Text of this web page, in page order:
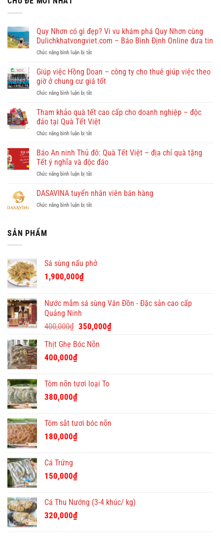
Quy Nhơn có gì đẹp? Vi vu khám phá Quy Nhơn cùng
Dulichkhatvongviet.com – Báo Bình Định Online đưa tin
Chức năng bình luận bị tắtở
Nhơn
có
gì
đẹp?
vu
khám
phá
Quy
cùng
Dulichkhatvongviet.com
Báo
Định
Online
Giúp việc Hồng Doan – công ty cho thuê giúp việc theo
giờ ở chung cư giá tốt
Chức năng bình luận bị tắtở
việc
Hồng
Doan
–
ty
cho
giúp
theo
Tham khảo quà tết cao cấp cho doanh nghiệp – độc
đáo tại Quà Tết Việt
Chức năng bình luận bị tắtở
khảo
quà
tết
cao
cho
nghiệp
Tết
Việt
Báo An ninh Thủ đô: Quà Tết Việt – địa chỉ quà tặng
Tết ý nghĩa và độc đáo
Chức năng bình luận bị tắtở
An
Thủ
chỉ
nghĩa
độc
đáo
DASAVINA tuyển nhân viên bán hàng
Chức năng bình luận bị tắtở
SẢN PHẨM
Sá sùng nấu phở
1,900,000₫
Nước mắm sá sùng Vân Đồn - Đặc sản cao cấp
Quảng Ninh
400,000₫ Giá
là:
350,000₫Giá
Thịt Ghẹ Bóc Nõn
400,000₫
Tôm nõn tươi loại To
380,000₫
Tôm sắt tươi bóc nõn
180,000₫
Cá Trứng
150,000₫
Cá Thu Nướng (3-4 khúc/ kg)
320,000₫